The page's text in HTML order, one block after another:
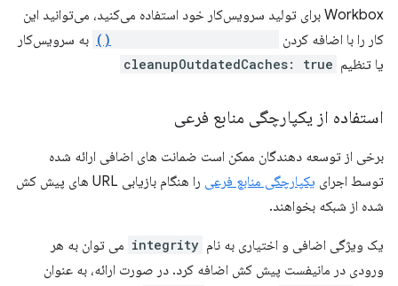
Workbox برای تولید سرویس‌کار خود استفاده می‌کنید، می‌توانید این
کار را با اضافه کردن
به سرویس‌کار
یا تنظیم cleanupOutdatedCaches: true
استفاده از یکپارچگی منابع فرعی
برخی از توسعه دهندگان ممکن است ضمانت های اضافی ارائه شده
توسط اجرای یکپارچگی منابع فرعی
را هنگام بازیابی URL های پیش کش
شده از شبکه بخواهند.
یک ویژگی اضافی و اختیاری به نام integrity می توان به هر
ورودی در مانیفست پیش کش اضافه کرد. در صورت ارائه، به عنوان